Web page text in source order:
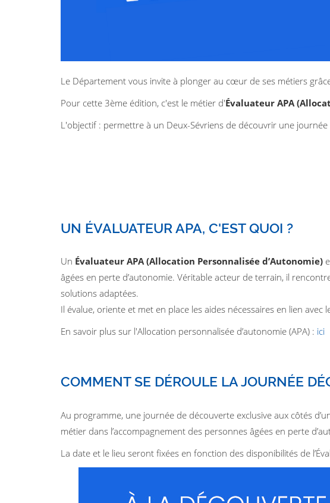
Le Département vous invite à plonger au cœur de ses métiers
Pour cette 3ème édition, c'est le métier d'Évaluateur APA
L'objectif : permettre à un Deux-Sévriens de découvrir une
UN ÉVALUATEUR APA, C'EST QUOI ?
Un Évaluateur APA (Allocation Personnalisée d’Autonomie)
âgées en perte d’autonomie. Véritable acteur de terrain, il
solutions adaptées.
Il évalue, oriente et met en place les aides nécessaires en lien
En savoir plus sur l'Allocation personnalisée d’autonomie (APA) : ici
COMMENT SE DÉROULE LA JOURNÉE
Au programme, une journée de découverte exclusive aux côtés
métier dans l’accompagnement des personnes âgées en perte
La date et le lieu seront fixées en fonction des disponibilités de